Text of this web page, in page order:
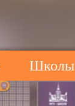
Школы